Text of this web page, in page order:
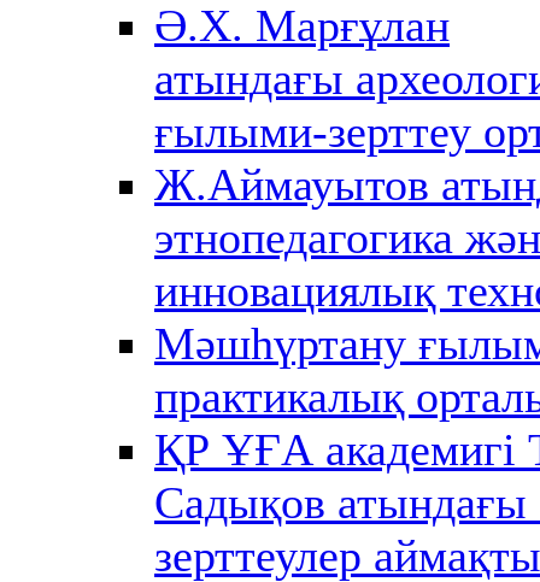
Ә.Х. Марғұлан
атындағы
ғылыми-зерттеу
Ж.Аймауытов
этнопедагогика
инновациялық
Мәшһүртану
практикалық
ҚР ҰҒА академигі
Садықов атындағы
зерттеулер